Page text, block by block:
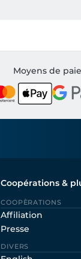
Moyens de
Coopérations &
COOPÈRATIONS
Affiliation
Presse
DIVERS